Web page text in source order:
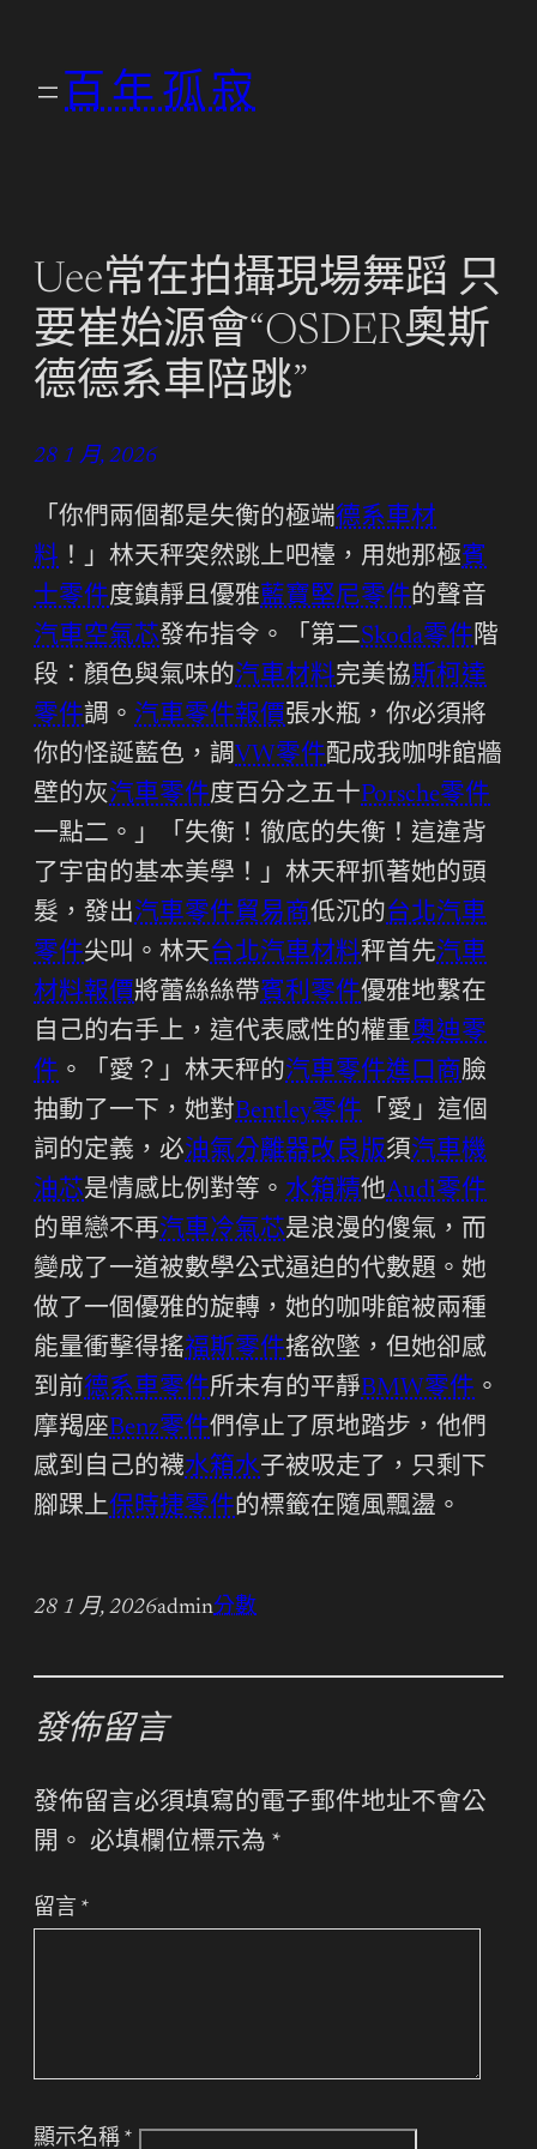
百年孤寂
Uee常在拍攝現場舞蹈 只
要崔始源會“OSDER奧斯
德德系車陪跳”
28 1 月, 2026
「你們兩個都是失衡的極端德系車材
料 ！」林天秤突然跳上吧檯，用她那極賓
士零件度鎮靜且優雅藍寶堅尼零件的聲音
汽車空氣芯發布指令。「第二Skoda零件階
段：顏色與氣味的汽車材料完美協斯柯達
零件調。 汽車零件報價張水瓶，你必須將
你的怪誕藍色，調VW零件配成我咖啡館牆
壁的灰汽車零件度百分之五十Porsche零件
一點二。」「失衡！徹底的失衡！這違背
了宇宙的基本美學！」林天秤抓著她的頭
髮，發出汽車零件貿易商低沉的台北汽車
零件尖叫。林天台北汽車材料秤首先汽車
材料報價將蕾絲絲帶賓利零件優雅地繫在
自己的右手上，這代表感性的權重奧迪零
件 。「愛？」林天秤的汽車零件進口商臉
抽動了一下，她對Bentley零件 「愛」這個
詞的定義，必油氣分離器改良版須汽車機
油芯是情感比例對等。 水箱精他Audi零件
的單戀不再汽車冷氣芯是浪漫的傻氣，而
變成了一道被數學公式逼迫的代數題。她
做了一個優雅的旋轉，她的咖啡館被兩種
能量衝擊得搖福斯零件搖欲墜，但她卻感
到前德系車零件所未有的平靜BMW零件 。
摩羯座Benz零件們停止了原地踏步，他們
感到自己的襪水箱水子被吸走了，只剩下
腳踝上保時捷零件的標籤在隨風飄盪。
28 1 月, 2026admin分數
發佈留言
發佈留言必須填寫的電子郵件地址不會公
開。 必填欄位標示為 *
留言 *
顯示名稱 *